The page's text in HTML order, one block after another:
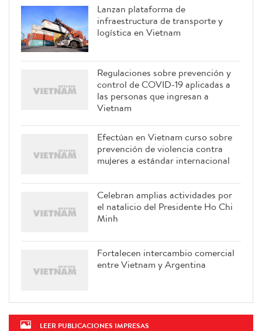
Lanzan plataforma de
infraestructura de transporte y
logística en Vietnam
Regulaciones sobre prevención y
control de COVID-19 aplicadas a
las personas que ingresan a
Vietnam
Efectúan en Vietnam curso sobre
prevención de violencia contra
mujeres a estándar internacional
Celebran amplias actividades por
el natalicio del Presidente Ho Chi
Minh
Fortalecen intercambio comercial
entre Vietnam y Argentina
LEER PUBLICACIONES IMPRESAS